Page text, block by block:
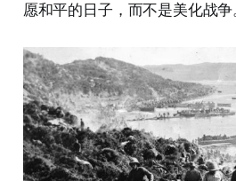
愿和平的日子，而不是美化战争